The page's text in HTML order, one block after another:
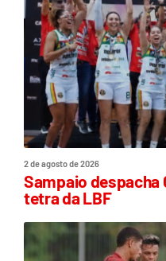
2 de agosto de 2026
Sampaio despacha
tetra da LBF